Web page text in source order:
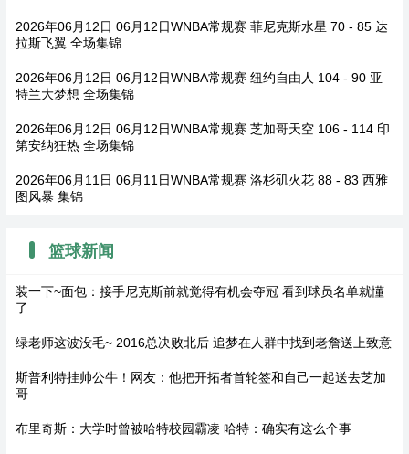
2026年06月12日 06月12日WNBA常规赛 菲尼克斯水星 70 - 85 达
拉斯飞翼 全场集锦
2026年06月12日 06月12日WNBA常规赛 纽约自由人 104 - 90 亚
特兰大梦想 全场集锦
2026年06月12日 06月12日WNBA常规赛 芝加哥天空 106 - 114 印
第安纳狂热 全场集锦
2026年06月11日 06月11日WNBA常规赛 洛杉矶火花 88 - 83 西雅
图风暴 集锦
篮球新闻
装一下~面包：接手尼克斯前就觉得有机会夺冠 看到球员名单就懂
了
绿老师这波没毛~ 2016总决败北后 追梦在人群中找到老詹送上致意
斯普利特挂帅公牛！网友：他把开拓者首轮签和自己一起送去芝加
哥
布里奇斯：大学时曾被哈特校园霸凌 哈特：确实有这么个事